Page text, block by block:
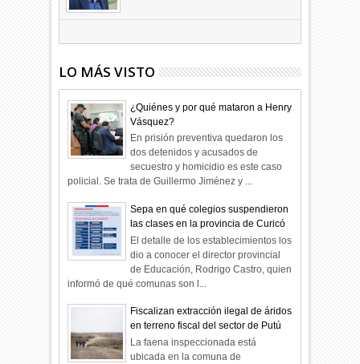
09 Dic 2025 undefined
LO MÁS VISTO
¿Quiénes y por qué mataron a Henry
Vásquez?
En prisión preventiva quedaron los
dos detenidos y acusados de
secuestro y homicidio es este caso
policial. Se trata de Guillermo Jiménez y ...
Sepa en qué colegios suspendieron
las clases en la provincia de Curicó
El detalle de los establecimientos los
dio a conocer el director provincial
de Educación, Rodrigo Castro, quien
informó de qué comunas son l...
Fiscalizan extracción ilegal de áridos
en terreno fiscal del sector de Putú
La faena inspeccionada está
ubicada en la comuna de